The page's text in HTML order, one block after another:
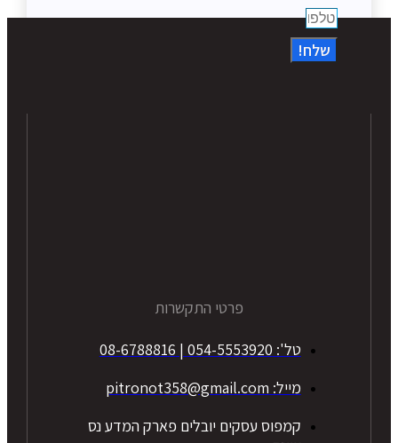
שלח!
פרטי התקשרות
טל': 054-5553920 | 08-6788816
מייל: pitronot358@gmail.com
קמפוס עסקים יובלים פארק המדע נס